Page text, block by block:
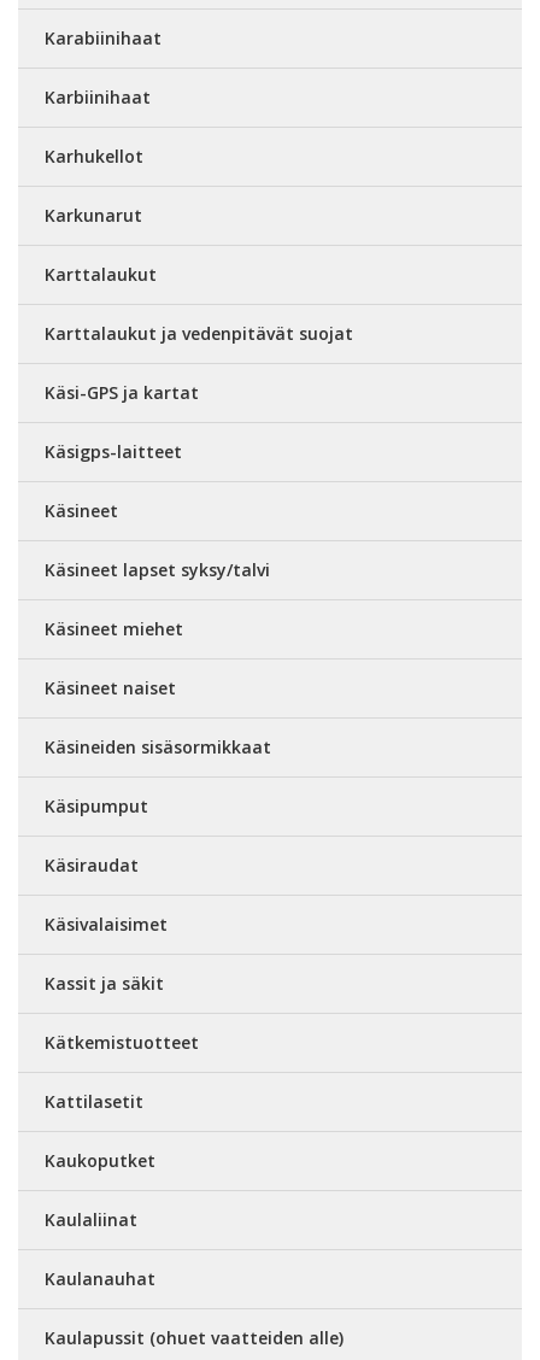
Karabiinihaat
Karbiinihaat
Karhukellot
Karkunarut
Karttalaukut
Karttalaukut ja vedenpitävät suojat
Käsi-GPS ja kartat
Käsigps-laitteet
Käsineet
Käsineet lapset syksy/talvi
Käsineet miehet
Käsineet naiset
Käsineiden sisäsormikkaat
Käsipumput
Käsiraudat
Käsivalaisimet
Kassit ja säkit
Kätkemistuotteet
Kattilasetit
Kaukoputket
Kaulaliinat
Kaulanauhat
Kaulapussit (ohuet vaatteiden alle)